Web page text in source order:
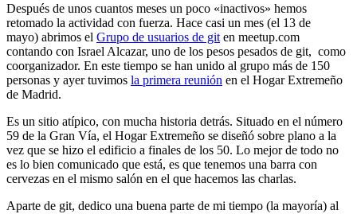
Después de unos cuantos meses un poco «inactivos» hemos
retomado la actividad con fuerza. Hace casi un mes (el 13 de
mayo) abrimos el Grupo de usuarios de git en meetup.com
contando con Israel Alcazar, uno de los pesos pesados de git, como
coorganizador. En este tiempo se han unido al grupo más de 150
personas y ayer tuvimos la primera reunión en el Hogar Extremeño
de Madrid.
Es un sitio atípico, con mucha historia detrás. Situado en el número
59 de la Gran Vía, el Hogar Extremeño se diseñó sobre plano a la
vez que se hizo el edificio a finales de los 50. Lo mejor de todo no
es lo bien comunicado que está, es que tenemos una barra con
cervezas en el mismo salón en el que hacemos las charlas.
Aparte de git, dedico una buena parte de mi tiempo (la mayoría) al